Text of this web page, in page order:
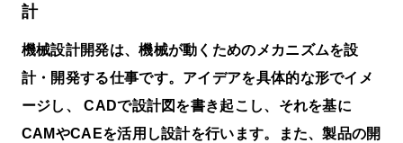
計
機械設計開発は、機械が動くためのメカニズムを設
計・開発する仕事です。アイデアを具体的な形でイメ
ージし、 CADで設計図を書き起こし、それを基に
CAMやCAEを活⽤し設計を⾏います。また、製品の開